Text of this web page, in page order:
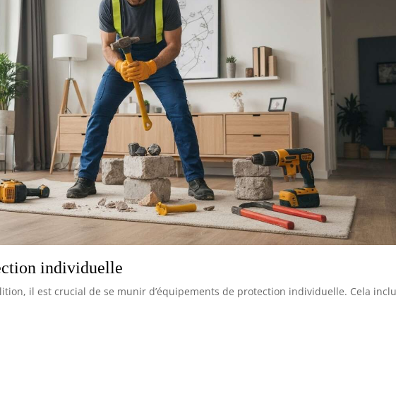
individuelle
il est crucial de se munir d’équipements de protection individuelle. Cela